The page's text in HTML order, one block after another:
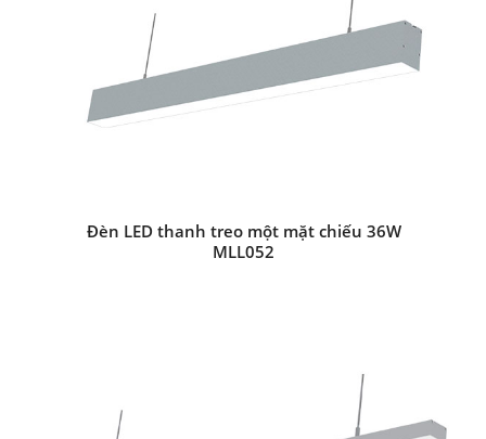
Đèn LED thanh treo một mặt chiếu 36W
MLL052